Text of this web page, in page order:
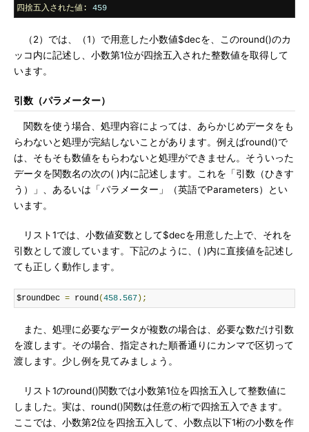
四捨五入された値:
459
（2）では、（1）で用意した小数値$decを、このround()のカ
ッコ内に記述し、小数第1位が四捨五入された整数値を取得して
います。
引数（パラメーター）
関数を使う場合、処理内容によっては、あらかじめデータをも
らわないと処理が完結しないことがあります。例えばround()で
は、そもそも数値をもらわないと処理ができません。そういった
データを関数名の次の( )内に記述します。これを「引数（ひきす
う）」、あるいは「パラメーター」（英語でParameters）とい
います。
リスト1では、小数値変数として$decを用意した上で、それを
引数として渡しています。下記のように、( )内に直接値を記述し
ても正しく動作します。
$roundDec = round(458.567 );
また、処理に必要なデータが複数の場合は、必要な数だけ引数
を渡します。その場合、指定された順番通りにカンマで区切って
渡します。少し例を見てみましょう。
リスト1のround()関数では小数第1位を四捨五入して整数値に
しました。実は、round()関数は任意の桁で四捨五入できます。
ここでは、小数第2位を四捨五入して、小数点以下1桁の小数を作